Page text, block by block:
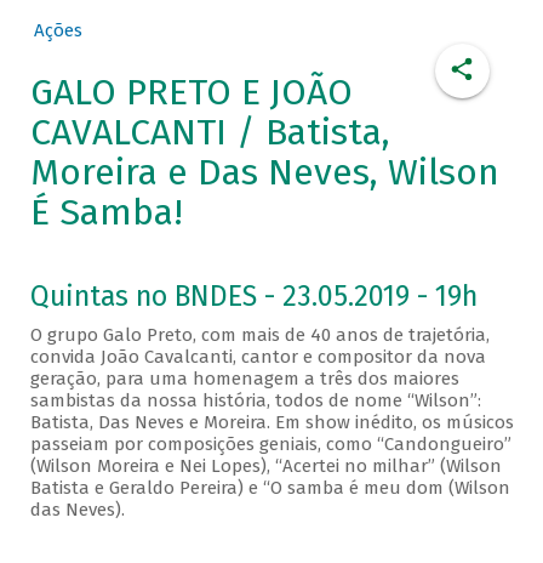
Ações
GALO PRETO E JOÃO
CAVALCANTI / Batista,
Moreira e Das Neves, Wilson
É Samba!
Quintas no BNDES - 23.05.2019 - 19h
O grupo Galo Preto, com mais de 40 anos de trajetória,
convida João Cavalcanti, cantor e compositor da nova
geração, para uma homenagem a três dos maiores
sambistas da nossa história, todos de nome “Wilson”:
Batista, Das Neves e Moreira. Em show inédito, os músicos
passeiam por composições geniais, como “Candongueiro”
(Wilson Moreira e Nei Lopes), “Acertei no milhar” (Wilson
Batista e Geraldo Pereira) e “O samba é meu dom (Wilson
das Neves).